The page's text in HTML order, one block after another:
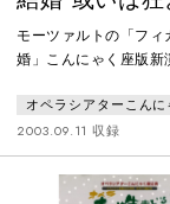
一日』黒組
モーツァルトの「フィ
婚」こんにゃく座版新
たつのフィガロを作る
けて“赤いフィガロ”と
ロ”。2つのスタイル
ーフで2ヴァージョン
オペラシアターこんに
2003.09.11 収録